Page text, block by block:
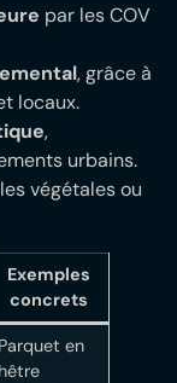
par les COV
, grâce à
locaux.
,
urbains.
végétales ou
Exemples
concrets
Parquet en
hêtre